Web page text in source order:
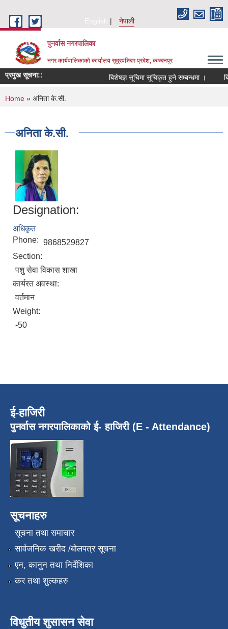
English
नेपाली
पुनर्वास नगरपालिका
नगर कार्यपालिकाको कार्यालय सुदूरपश्चिम प्रदेश, कञ्चनपुर
प्रमुख सूचना:: बिशेषज्ञ सूचिमा सूचिकृत हुने सम्बन्धमा ।
You are here
Home » अनिता के.सी.
अनिता के.सी.
Designation:
अधिकृत
Phone: 9868529827
Section:
पशु सेवा विकास शाखा
कार्यरत अवस्था:
वर्तमान
Weight:
-50
ई-हाजिरी
पुनर्वास नगरपालिकाको ई- हाजिरी (E - Attendance)
सूचनाहरु
सूचना तथा समाचार
सार्वजनिक खरीद /बोलपत्र सूचना
एन, कानुन तथा निर्देशिका
कर तथा शुल्कहरु
विधुतीय शुसासन सेवा